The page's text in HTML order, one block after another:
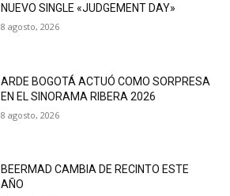
NUEVO SINGLE «JUDGEMENT DAY»
8 agosto, 2026
ARDE BOGOTÁ ACTUÓ COMO SORPRESA
EN EL SINORAMA RIBERA 2026
8 agosto, 2026
BEERMAD CAMBIA DE RECINTO ESTE
AÑO